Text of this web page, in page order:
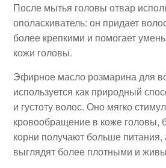
После мытья головы отвар
ополаскиватель: он придает
более крепкими и помогает
кожи головы.
Эфирное масло розмарина для
используется как природный
и густоту волос. Оно мягко
кровообращение в коже головы,
корни получают больше
выглядят более плотными и